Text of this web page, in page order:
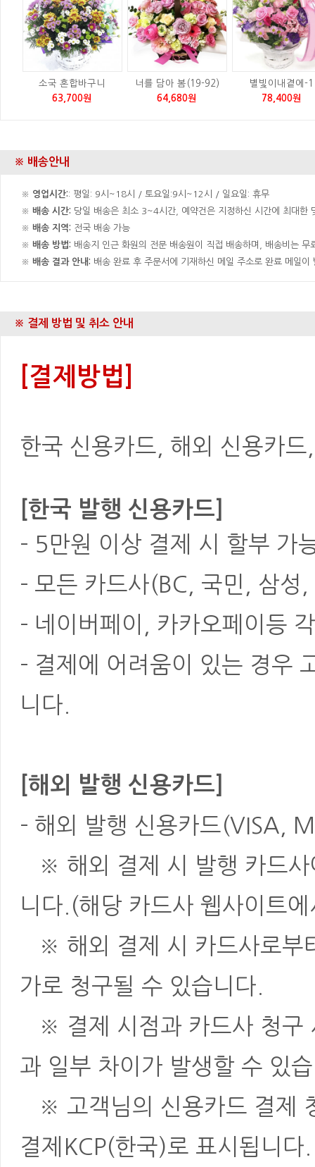
소국 혼합바구니
63,700원
너를 담아 봄(19-92)
64,680원
별빛이내곁에-1
78,400원
※ 배송안내
※ 영업시간:: 평일: 9시~18시 / 토요일:9시~12시 / 일요일: 휴무
※배송 시간: 당일 배송은 최소 3~4시간, 예약건은 지정하신 시간에 최대
※배송 지역: 전국 배송 가능
※배송 방법: 배송지 인근 화원의 전문 배송원이 직접 배송하며, 배송비는
※배송 결과 안내: 배송 완료 후 주문서에 기재하신 메일 주소로 완료 메일이
※ 결제 방법 및 취소 안내
[결제방법]
한국 신용카드, 해외 신용카
[한국 발행 신용카드]
- 5만원 이상 결제 시 할부 가
- 모든 카드사(BC, 국민, 삼성
- 네이버페이, 카카오페이등
- 결제에 어려움이 있는 경우
니다.
[해외 발행 신용카드]
- 해외 발행 신용카드(VISA,
※ 해외 결제 시 발행 카드사
니다.(해당 카드사 웹사이트
※ 해외 결제 시 카드사로부
가로 청구될 수 있습니다.
※ 결제 시점과 카드사 청구
과 일부 차이가 발생할 수 있
※ 고객님의 신용카드 결제
결제KCP(한국)로 표시됩니다.